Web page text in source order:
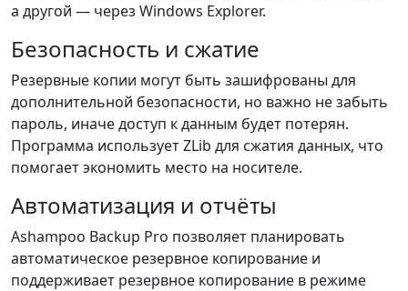
а другой — через Windows Explorer.
Безопасность и сжатие
Резервные копии могут быть зашифрованы для
дополнительной безопасности, но важно не забыть
пароль, иначе доступ к данным будет потерян.
Программа использует ZLib для сжатия данных, что
помогает экономить место на носителе.
Автоматизация и отчёты
Ashampoo Backup Pro позволяет планировать
автоматическое резервное копирование и
поддерживает резервное копирование в режиме